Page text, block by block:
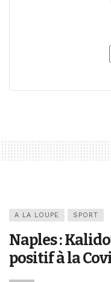
A LA LOUPE SPORT
Naples :
positif à la